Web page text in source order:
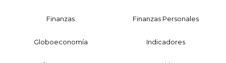
Finanzas Finanzas Personales
Globoeconomía Indicadores